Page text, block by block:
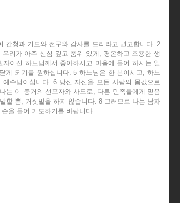
간청과 기도와 전구와 감사를 드리라고 권고합니다. 2
리가 아주 신심 깊고 품위 있게, 평온하고 조용한 생
이신 하느님께서 좋아하시고 마음에 들어 하시는 일
게 되기를 원하십니다. 5 하느님은 한 분이시고, 하느
수님이십니다. 6 당신 자신을 모든 사람의 몸값으로
는 이 증거의 선포자와 사도로, 다른 민족들에게 믿음
할 뿐, 거짓말을 하지 않습니다. 8 그러므로 나는 남자
을 들어 기도하기를 바랍니다.